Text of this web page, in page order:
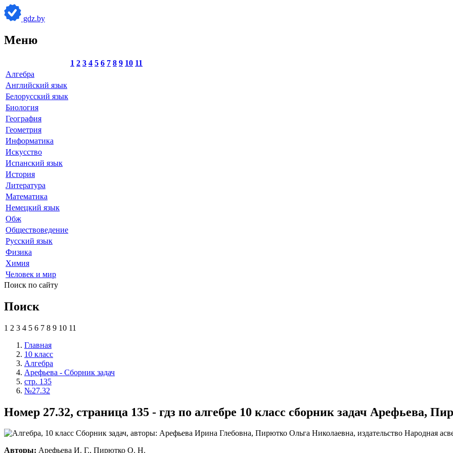
gdz.by
Меню
1 2 3 4 5 6 7 8 9 10 11
Алгебра
Английский язык
Белорусский язык
Биология
География
Геометрия
Информатика
Искусство
Испанский язык
История
Литература
Математика
Немецкий язык
Обж
Обществоведение
Русский язык
Физика
Химия
Человек и мир
Поиск по сайту
Поиск
1 2 3 4 5 6 7 8 9 10 11
Главная
10 класс
Алгебра
Арефьева - Сборник задач
стр. 135
№27.32
Номер 27.32, страница 135 - гдз по алгебре 10 класс сборник задач Арефьева,
Авторы: Арефьева И. Г., Пирютко О. Н.